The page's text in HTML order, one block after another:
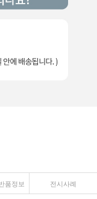
품정보 전시사례